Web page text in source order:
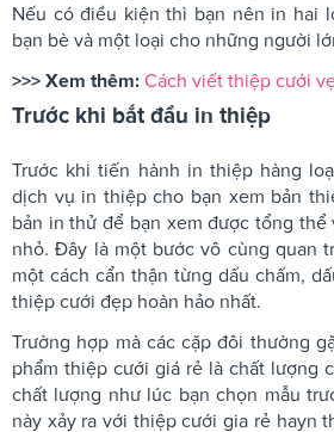
Nếu có điều kiện thì bạn nên in hai
bạn bè và một loại cho những người
>>> Xem thêm: Cách viết thiệp cưới
Trước khi bắt đầu in thiệp
Trước khi tiến hành in thiệp hàng
dịch vụ in thiệp cho bạn xem bản
bản in thử để bạn xem được tổng
nhỏ. Đây là một bước vô cùng quan
một cách cẩn thận từng dấu chấm,
thiệp cưới đẹp hoàn hảo nhất.
Trường hợp mà các cặp đôi thường
phẩm thiệp cưới giá rẻ là chất lượng
chất lượng như lúc bạn chọn mẫu
này xảy ra với thiệp cưới gia rẻ hayn